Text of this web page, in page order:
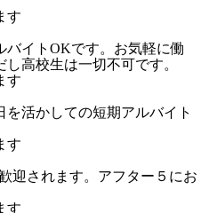
す
バイトOKです。お気軽に働
高校生は一切不可です。
す
活かしての短期アルバイト
す
迎されます。アフター５にお
す